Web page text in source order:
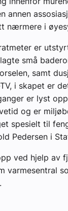
annen
nærmere i
er
små
samt
i skapet er
er lyst
og er
spesielt til
Pedersen i
ved hjelp av
varmesentral